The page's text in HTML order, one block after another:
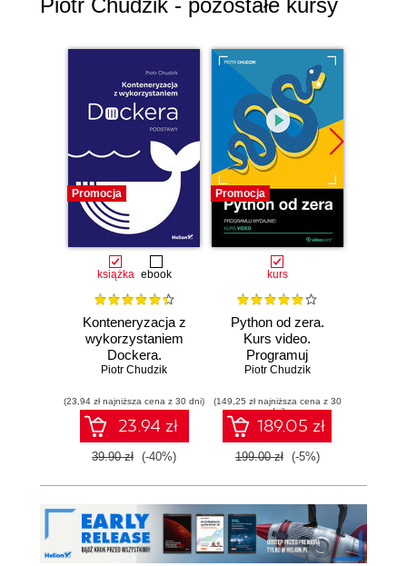
Promocja
książka ebook
Konteneryzacja z
wykorzystaniem
Dockera.
Podstawy
Piotr Chudzik
(23,94 zł najniższa cena z 30 dni)
23.94 zł
39.90 zł (-40%)
Promocja
kurs
Python od zera.
Kurs video.
Programuj
wydajnie!
Piotr Chudzik
(149,25 zł najniższa cena z 30
dni)
189.05 zł
199.00 zł (-5%)